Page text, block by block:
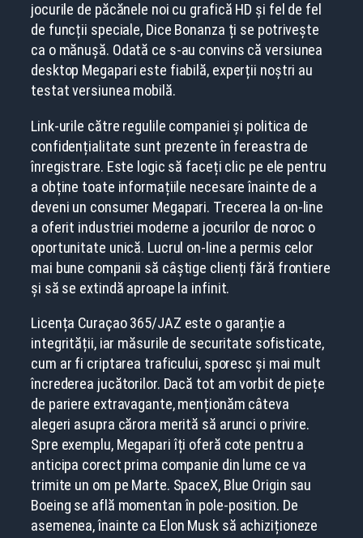
jocurile de păcănele noi cu grafică HD și fel de fel
de funcții speciale, Dice Bonanza ți se potrivește
ca o mănușă. Odată ce s-au convins că versiunea
desktop Megapari este fiabilă, experții noștri au
testat versiunea mobilă.
Link-urile către regulile companiei și politica de
confidențialitate sunt prezente în fereastra de
înregistrare. Este logic să faceți clic pe ele pentru
a obține toate informațiile necesare înainte de a
deveni un consumer Megapari. Trecerea la on-line
a oferit industriei moderne a jocurilor de noroc o
oportunitate unică. Lucrul on-line a permis celor
mai bune companii să câștige clienți fără frontiere
și să se extindă aproape la infinit.
Licența Curaçao 365/JAZ este o garanție a
integrității, iar măsurile de securitate sofisticate,
cum ar fi criptarea traficului, sporesc și mai mult
încrederea jucătorilor. Dacă tot am vorbit de piețe
de pariere extravagante, menționăm câteva
alegeri asupra cărora merită să arunci o privire.
Spre exemplu, Megapari îți oferă cote pentru a
anticipa corect prima companie din lume ce va
trimite un om pe Marte. SpaceX, Blue Origin sau
Boeing se află momentan în pole-position. De
asemenea, înainte ca Elon Musk să achiziționeze